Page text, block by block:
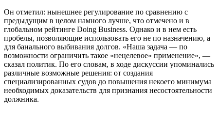
Он отметил: нынешнее регулирование по сравнению с
предыдущим в целом намного лучше, что отмечено и в
глобальном рейтинге Doing Business. Однако и в нем есть
пробелы, позволяющие использовать его не по назначению, а
для банального выбивания долгов. «Наша задача — по
возможности ограничить такое «нецелевое» применение», —
сказал политик. По его словам, в ходе дискуссии упоминались
различные возможные решения: от создания
специализированных судов до повышения некоего минимума
необходимых доказательств для признания несостоятельности
должника.